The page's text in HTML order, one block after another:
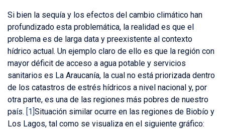
Si bien la sequía y los efectos del cambio climático han
profundizado esta problemática, la realidad es que el
problema es de larga data y preexistente al contexto
hídrico actual. Un ejemplo claro de ello es que la región con
mayor déficit de acceso a agua potable y servicios
sanitarios es La Araucanía, la cual no está priorizada dentro
de los catastros de estrés hídricos a nivel nacional y, por
otra parte, es una de las regiones más pobres de nuestro
país. [1]Situación similar ocurre en las regiones de Biobío y
Los Lagos, tal como se visualiza en el siguiente gráfico: